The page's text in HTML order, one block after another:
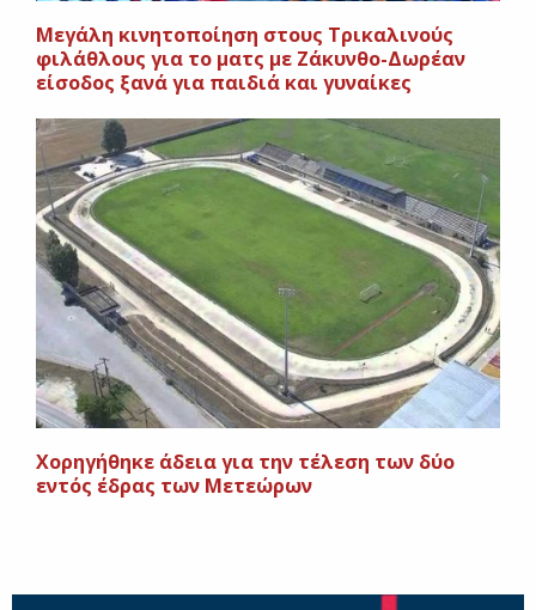
Μεγάλη κινητοποίηση στους Τρικαλινούς
φιλάθλους για το ματς με Ζάκυνθο-Δωρέαν
είσοδος ξανά για παιδιά και γυναίκες
Χορηγήθηκε άδεια για την τέλεση των δύο
εντός έδρας των Μετεώρων